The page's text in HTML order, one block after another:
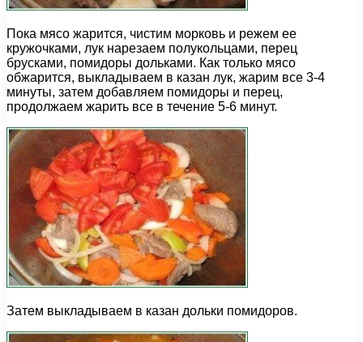
Пока мясо жарится, чистим морковь и режем ее
кружочками, лук нарезаем полукольцами, перец
брусками, помидоры дольками. Как только мясо
обжарится, выкладываем в казан лук, жарим все 3-4
минуты, затем добавляем помидоры и перец,
продолжаем жарить все в течение 5-6 минут.
Затем выкладываем в казан дольки помидоров.